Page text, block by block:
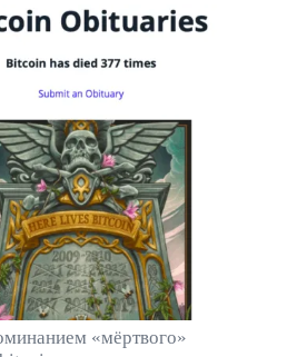
«мёртвого»